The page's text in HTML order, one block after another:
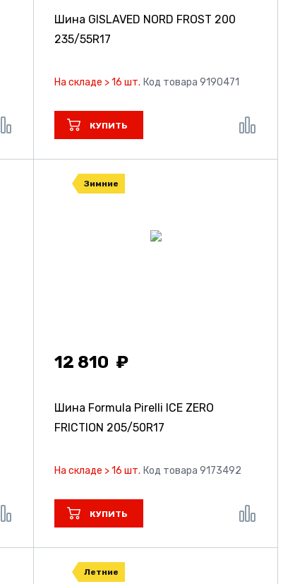
Шина GISLAVED NORD FROST 200
235/55R17
На складе > 16 шт. Код товара 9190471
КУПИТЬ
Зимние
12 810
Шина Formula Pirelli ICE ZERO
FRICTION 205/50R17
На складе > 16 шт. Код товара 9173492
КУПИТЬ
Летние